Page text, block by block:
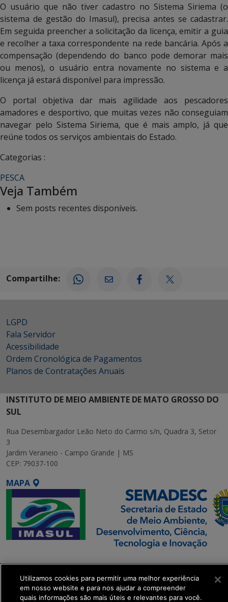
O usuário que não tiver cadastro no Sistema Siriema (o
sistema de gestão do Imasul), precisa antes se cadastrar.
Em seguida preencher a solicitação da licença, emitir a guia
e recolher a taxa correspondente na rede bancária. Após a
compensação (dependendo do banco pode demorar mais
ou menos), o usuário entra novamente no sistema e a
licença já estará disponível para impressão.
O portal objetiva dar mais agilidade aos pescadores
amadores e desportivo, que muitas vezes não conseguiam
navegar pelo Sistema Siriema, que é mais amplo, já que
reúne todos os serviços ambientais do Estado.
Categorias :
PESCA
Veja Também
Sem posts recentes disponíveis.
Compartilhe:
LGPD
Fala Servidor
Acessibilidade
Ordem Cronológica de Pagamentos
Planos de Contratações Anuais
INSTITUTO DE MEIO AMBIENTE DE MATO GROSSO DO
SUL
Rua Desembargador Leão Neto do Carmo s/n, Quadra 3, Setor
3
Jardim Veraneio - Campo Grande | MS
CEP: 79037-100
MAPA
SETDIG | Secretaria-
Executiva de
Transformação Digital
Utilizamos cookies para permitir uma melhor experiência
em nosso website e para nos ajudar a compreender
quais informações são mais úteis e relevantes para você.